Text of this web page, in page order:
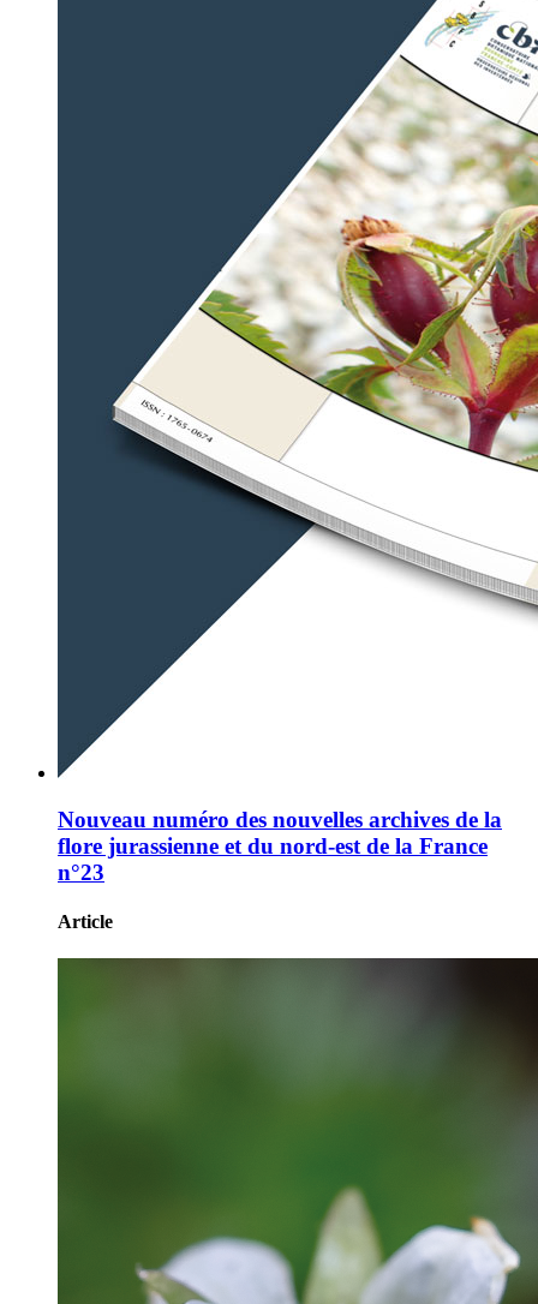
Nouveau numéro des nouvelles archives de la
flore jurassienne et du nord-est de la France
n°23
Article